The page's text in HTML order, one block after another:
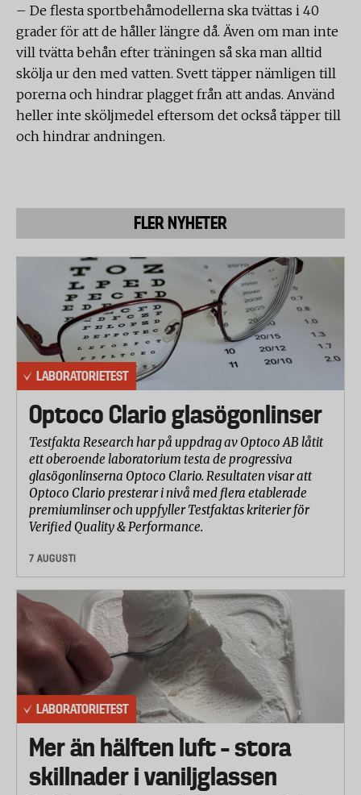
– De flesta sportbehåmodellerna ska tvättas i 40
grader för att de håller längre då. Även om man inte
vill tvätta behån efter träningen så ska man alltid
skölja ur den med vatten. Svett täpper nämligen till
porerna och hindrar plagget från att andas. Använd
heller inte sköljmedel eftersom det också täpper till
och hindrar andningen.
FLER NYHETER
LABORATORIETEST
Optoco Clario glasögonlinser
Testfakta Research har på uppdrag av Optoco AB låtit
ett oberoende laboratorium testa de progressiva
glasögonlinserna Optoco Clario. Resultaten visar att
Optoco Clario presterar i nivå med flera etablerade
premiumlinser och uppfyller Testfaktas kriterier för
Verified Quality & Performance.
7 AUGUSTI
LABORATORIETEST
Mer än hälften luft – stora
skillnader i vaniljglassen